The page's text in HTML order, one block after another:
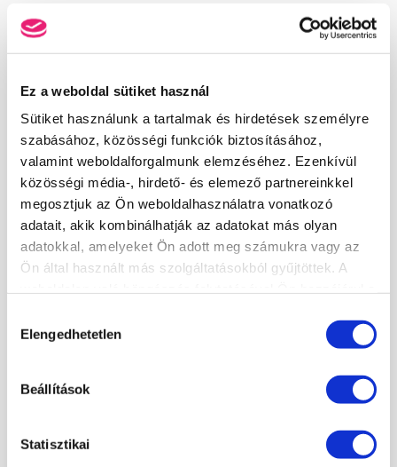
Ez a weboldal sütiket használ
Sütiket használunk a tartalmak és hirdetések személyre
szabásához, közösségi funkciók biztosításához,
valamint weboldalforgalmunk elemzéséhez. Ezenkívül
közösségi média-, hirdető- és elemező partnereinkkel
megosztjuk az Ön weboldalhasználatra vonatkozó
adatait, akik kombinálhatják az adatokat más olyan
adatokkal, amelyeket Ön adott meg számukra vagy az
Ön által használt más szolgáltatásokból gyűjtöttek. A
kiválasztása
Elengedhetetlen
Beállítások
Statisztikai
KOSÁR TARTALMA
A kosár üres.
KOSÁR JELENTKEZÉS
KÖRMÖSAKADÉMIA
HÍREK, CIKKEK
ISKOLÁNKRÓL
TANÁRAINK
ISKOLÁNK KÉPEKBEN
TECHNIKAI TOVÁBBKÉPZÉSEK SZAKMABELIEKNEK
PEDIKŰR TOVÁBBKÉPZÉSEK SZAKMABELIEKNEK